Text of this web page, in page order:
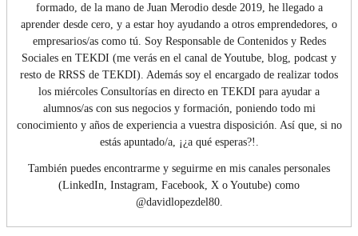
formado, de la mano de Juan Merodio desde 2019, he llegado a
aprender desde cero, y a estar hoy ayudando a otros emprendedores, o
empresarios/as como tú. Soy Responsable de Contenidos y Redes
Sociales en TEKDI (me verás en el canal de Youtube, blog, podcast y
resto de RRSS de TEKDI). Además soy el encargado de realizar todos
los miércoles Consultorías en directo en TEKDI para ayudar a
alumnos/as con sus negocios y formación, poniendo todo mi
conocimiento y años de experiencia a vuestra disposición. Así que, si no
estás apuntado/a, ¡¿a qué esperas?!.
También puedes encontrarme y seguirme en mis canales personales
(LinkedIn, Instagram, Facebook, X o Youtube) como
@davidlopezdel80.